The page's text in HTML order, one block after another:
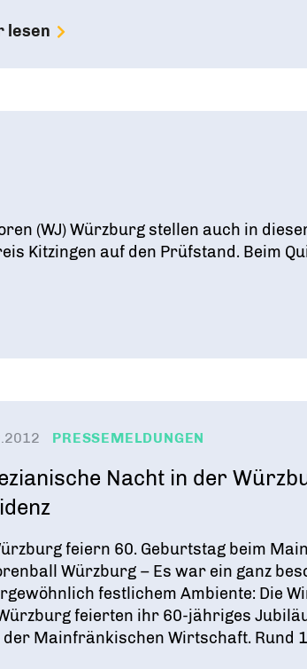
lesen
(WJ) Würzburg stellen auch in
Kitzingen auf den Prüfstand. Beim
PRESSEMELDUNGEN
Nacht in der
feiern 60. Geburtstag beim
Würzburg – Es war ein ganz
festlichem Ambiente: Die
feierten ihr 60-jähriges
der Mainfränkischen Wirtschaft. Rund